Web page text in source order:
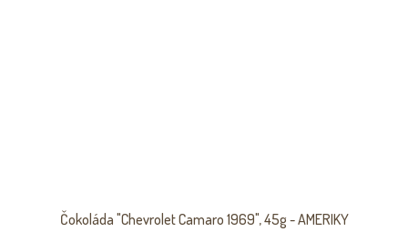
Čokoláda "Chevrolet Camaro 1969", 45g - AMERIKY